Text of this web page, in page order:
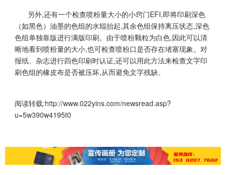
另外,还有一个检查喷粉量大小的小窍门EFI,即将印刷深色
（如黑色）油墨的色组的水辊抬起,其余色组保持离压状态,深色
色组单独靠版进行满版印刷。由于喷粉颗粒为白色,因此可以清
晰地看到喷粉量的大小,也可检查喷粉口是否存在堵塞现象。对
报纸、杂志进行四色印刷时认证,还可以用此方法来检查文字印
刷色组的橡皮布是否被压坏,从而避免文字残缺。
阅读转载:http://www.022yins.com/newsread.asp?
u=5w390w4195t0